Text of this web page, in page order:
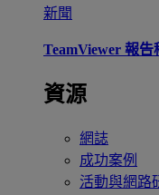
新聞
TeamViewer 報
資源
網誌
成功案例
活動與網路